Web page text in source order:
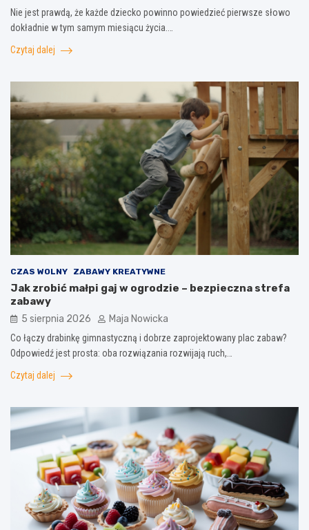
Nie jest prawdą, że każde dziecko powinno powiedzieć pierwsze słowo
dokładnie w tym samym miesiącu życia.…
Czytaj dalej
CZAS WOLNY ZABAWY KREATYWNE
Jak zrobić małpi gaj w ogrodzie – bezpieczna strefa
zabawy
5 sierpnia 2026 Maja Nowicka
Co łączy drabinkę gimnastyczną i dobrze zaprojektowany plac zabaw?
Odpowiedź jest prosta: oba rozwiązania rozwijają ruch,…
Czytaj dalej